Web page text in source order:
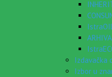
Izdavačka
Izbor u